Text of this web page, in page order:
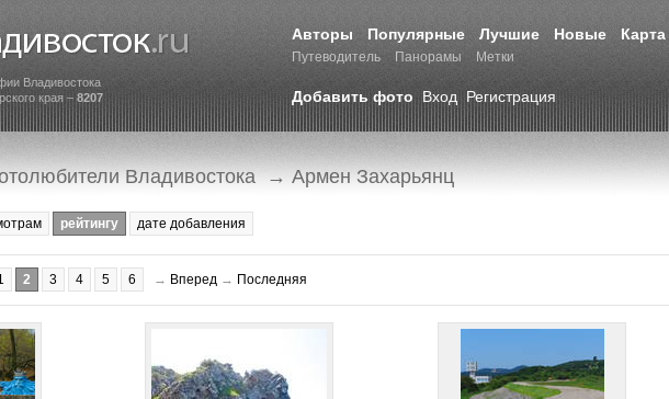
Владивостока
края – 8207
Авторы Популярные Лучшие Новые Карта
Путеводитель Панорамы Метки
Добавить фото Вход Регистрация
Владивостока → Армен Захарьянц
рейтингу дате добавления
2 3 4 5 6 → Вперед → Последняя